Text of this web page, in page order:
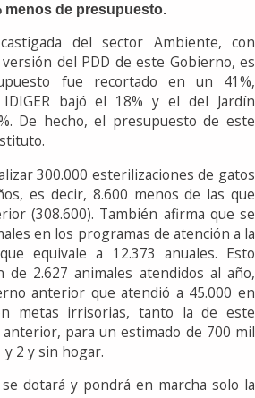
menos de presupuesto.
del sector Ambiente, con
del PDD de este Gobierno, es
fue recortado en un 41%,
bajó el 18% y el del Jardín
De hecho, el presupuesto de este
300.000 esterilizaciones de gatos
es decir, 8.600 menos de las que
(308.600). También afirma que se
en los programas de atención a la
equivale a 12.373 anuales. Esto
de 2.627 animales atendidos al año,
anterior que atendió a 45.000 en
metas irrisorias, tanto la de este
para un estimado de 700 mil
2 y sin hogar.
se dotará y pondrá en marcha solo la